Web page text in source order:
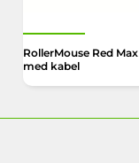
RollerMouse Red Max
med kabel